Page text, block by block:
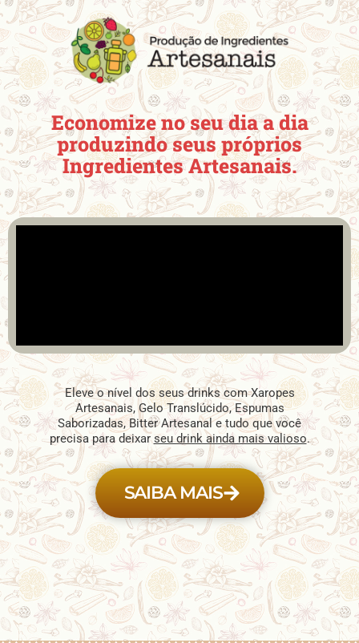
Economize no seu dia a dia
produzindo seus próprios
Ingredientes Artesanais.
Eleve o nível dos seus drinks com Xaropes
Artesanais, Gelo Translúcido, Espumas
Saborizadas, Bitter Artesanal e tudo que você
precisa para deixarseu drink ainda mais valioso.
SAIBA MAIS